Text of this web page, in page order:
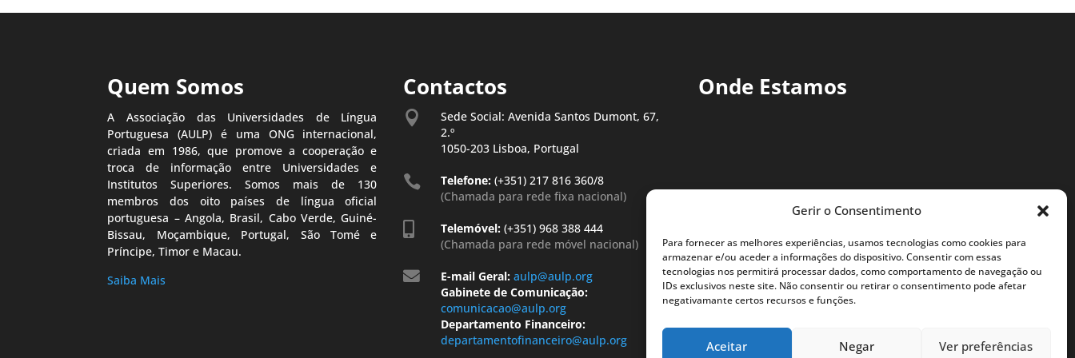
Gerir o Consentimento
Para fornecer as melhores experiências, usamos tecnologias como cookies para
armazenar e/ou aceder a informações do dispositivo. Consentir com essas
tecnologias nos permitirá processar dados, como comportamento de navegação ou
IDs exclusivos neste site. Não consentir ou retirar o consentimento pode afetar
negativamante certos recursos e funções.
Aceitar Negar Ver preferências
Quem Somos
A Associação das Universidades de Língua
Portuguesa (AULP) é uma ONG internacional,
criada em 1986, que promove a cooperação e
troca de informação entre Universidades e
Institutos Superiores. Somos mais de 130
membros dos oito países de língua oficial
portuguesa – Angola, Brasil, Cabo Verde, Guiné-
Bissau, Moçambique, Portugal, São Tomé e
Príncipe, Timor e Macau.
Saiba Mais
Contactos

Sede Social: Avenida Santos Dumont, 67,
2.º
1050-203 Lisboa, Portugal
 Telefone: (+351) 217 816 360/8
(Chamada para rede fixa nacional)
 Telemóvel: (+351) 968 388 444
(Chamada para rede móvel nacional)
 E-mail Geral: aulp@aulp.org
Gabinete de Comunicação:
comunicacao@aulp.org
Departamento Financeiro:
departamentofinanceiro@aulp.org
Onde Estamos